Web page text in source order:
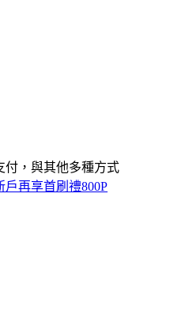
付，與其他多種方式
戶再享首刷禮800P